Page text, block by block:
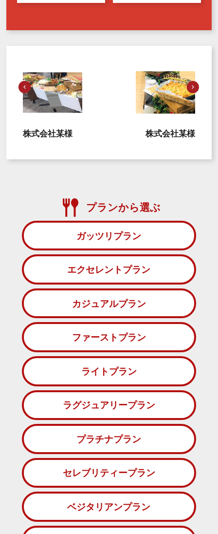
株式会社某様 株式会社某様
プランから選ぶ
ガッツリプラン
エクセレントプラン
カジュアルプラン
ファーストプラン
ライトプラン
ラグジュアリープラン
プラチナプラン
セレブリティープラン
ベジタリアンプラン